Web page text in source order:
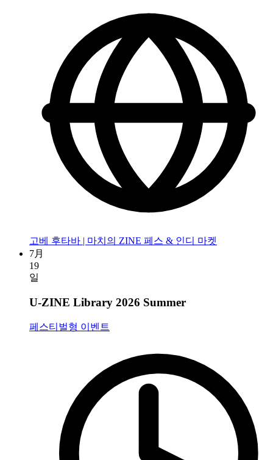
고베 후타바 | 마치의 ZINE 페스 & 인디 마켓
7月
19
일
U-ZINE Library 2026 Summer
페스티벌형 이벤트